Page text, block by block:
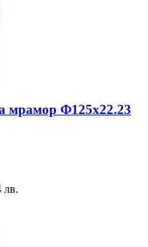
мрамор Ф125х22.23
лв.